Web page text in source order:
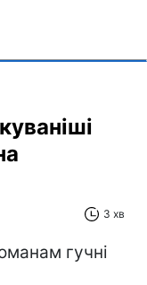
3 хв
гучні